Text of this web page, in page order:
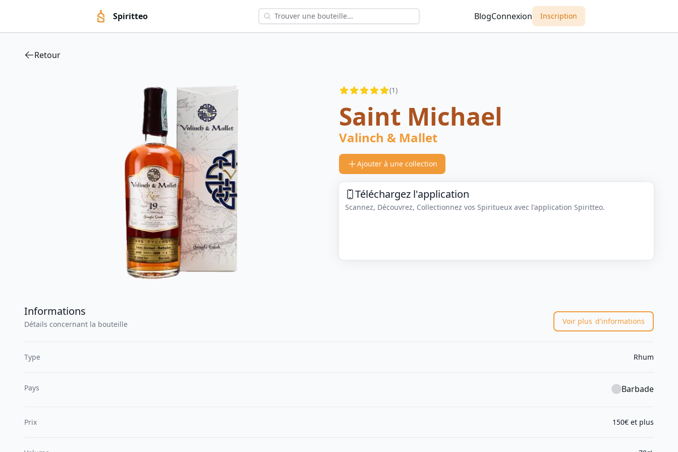
Spiritteo BlogConnexion Inscription
Retour
Reviews (1)
Saint Michael
Valinch & Mallet
Ajouter à une collection
Téléchargez l'application
Scannez, Découvrez, Collectionnez vos Spiritueux avec l'application Spiritteo.
Informations
Détails concernant la bouteille Voir plus d'informations
Type Rhum
Pays Barbade
Prix 150€ et plus